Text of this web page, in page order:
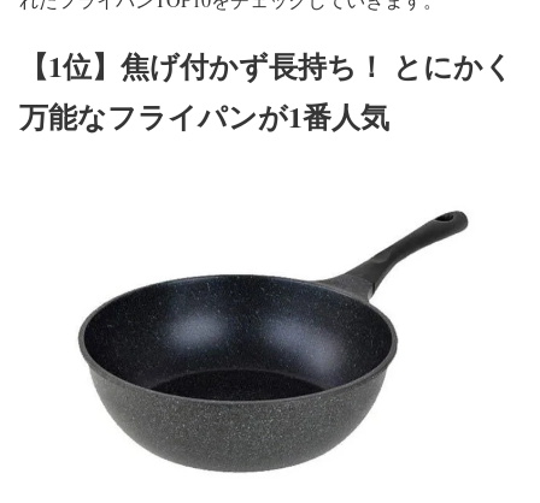
【1位】焦げ付かず長持ち！ とにかく
万能なフライパンが1番人気